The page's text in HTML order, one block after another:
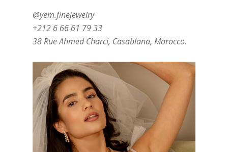
@yem.finejewelry
+212 6 66 61 79 33
38 Rue Ahmed Charci, Casablana, Morocco.